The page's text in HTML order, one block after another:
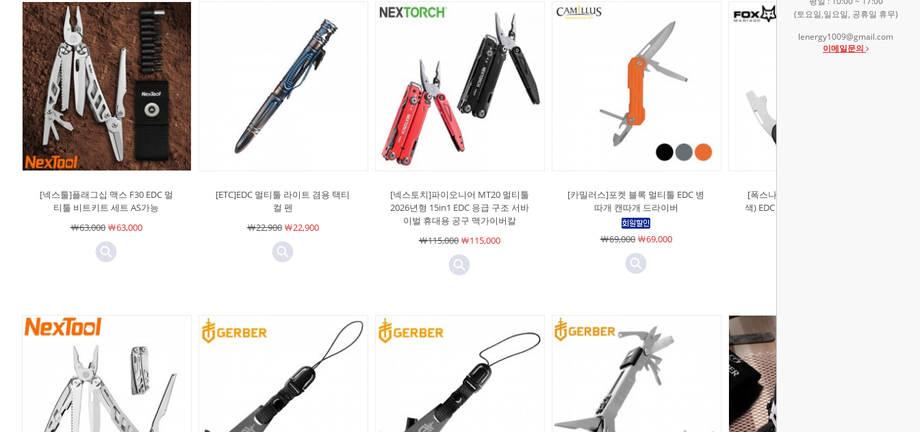
(토요일,일요일, 공휴일 휴무)
lenergy1009@gmail.com
이메일문의
[넥스툴]플래그십 맥스 F30 EDC 멀
티툴 비트키트 세트 AS가능
￦63,000￦63,000
[ETC]EDC 멀티툴 라이트 겸용 택티
컬 펜
￦22,900￦22,900
[넥스토치]파이오니어 MT20 멀티툴
2026년형 15in1 EDC 응급 구조 서바
이벌 휴대용 공구 맥가이버칼
￦115,000￦115,000
[카밀러스]포켓 블록 멀티툴 EDC 병
따개 캔따개 드라이버
￦69,000￦69,000
[폭스나이프]벌피스 S4 멀티툴 (단
색) EDC 휴대용 주머니칼 병따개 드